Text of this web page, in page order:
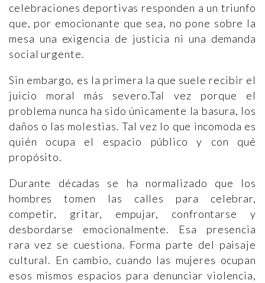
celebraciones deportivas responden a un triunfo
que, por emocionante que sea, no pone sobre la
mesa una exigencia de justicia ni una demanda
social urgente.
Sin embargo, es la primera la que suele recibir el
juicio moral más severo.Tal vez porque el
problema nunca ha sido únicamente la basura, los
daños o las molestias. Tal vez lo que incomoda es
quién ocupa el espacio público y con qué
propósito.
Durante décadas se ha normalizado que los
hombres tomen las calles para celebrar,
competir, gritar, empujar, confrontarse y
desbordarse emocionalmente. Esa presencia
rara vez se cuestiona. Forma parte del paisaje
cultural. En cambio, cuando las mujeres ocupan
esos mismos espacios para denunciar violencia,